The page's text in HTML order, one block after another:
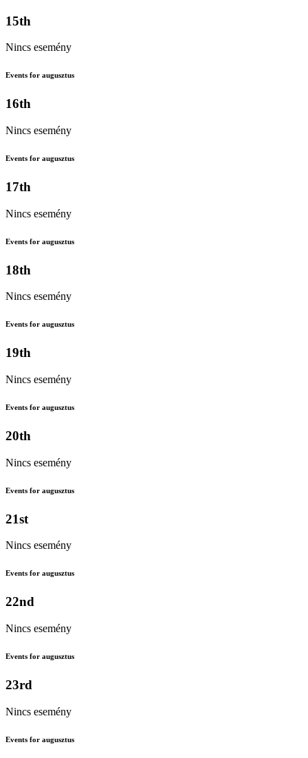
15th
Nincs esemény
Events for augusztus
16th
Nincs esemény
Events for augusztus
17th
Nincs esemény
Events for augusztus
18th
Nincs esemény
Events for augusztus
19th
Nincs esemény
Events for augusztus
20th
Nincs esemény
Events for augusztus
21st
Nincs esemény
Events for augusztus
22nd
Nincs esemény
Events for augusztus
23rd
Nincs esemény
Events for augusztus